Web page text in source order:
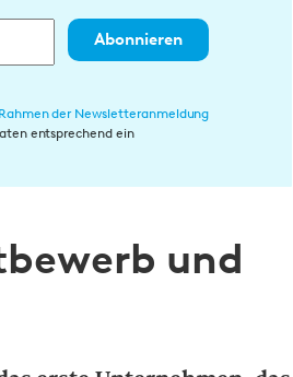
Abonnieren
der Newsletteranmeldung
entsprechend ein
und